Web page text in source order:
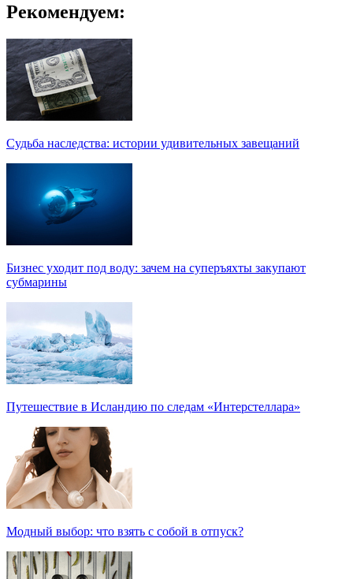
Рекомендуем:
Судьба наследства: истории удивительных завещаний
Бизнес уходит под воду: зачем на суперъяхты закупают
субмарины
Путешествие в Исландию по следам «Интерстеллара»
Модный выбор: что взять с собой в отпуск?